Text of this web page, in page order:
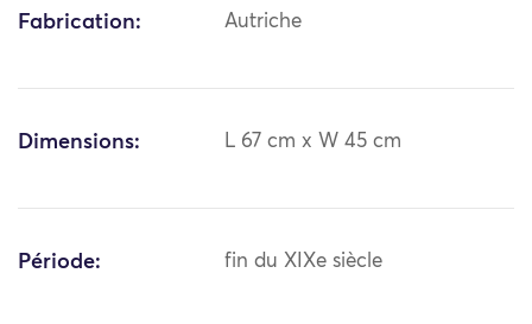
Fabrication:
Autriche
Dimensions: L 67 cm x W 45 cm
Période: fin du XIXe siècle